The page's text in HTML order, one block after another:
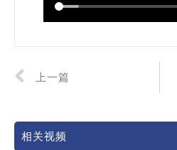
上一篇
相关视频